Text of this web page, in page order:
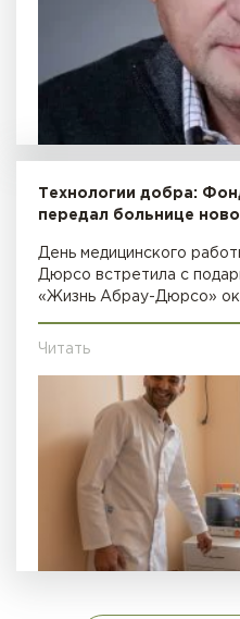
Технологии добра:
передал больнице
День медицинского
Дюрсо встретила с
«Жизнь Абрау-Дюрсо»
Читать